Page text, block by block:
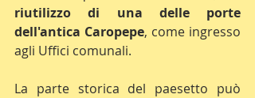
riutilizzo di una delle porte
dell'antica Caropepe, come ingresso
agli Uffici comunali.
La parte storica del paesetto può